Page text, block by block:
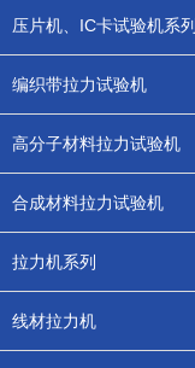
压片机、IC卡试验机系列
编织带拉力试验机
高分子材料拉力试验机
合成材料拉力试验机
拉力机系列
线材拉力机